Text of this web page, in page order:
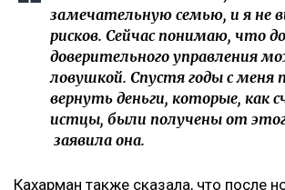
замечательную семью, и я не
рисков. Сейчас понимаю, что
доверительного управления
ловушкой. Спустя годы с
вернуть деньги, которые, как
истцы, были получены от
заявила она.
Кахарман также сказала, что после